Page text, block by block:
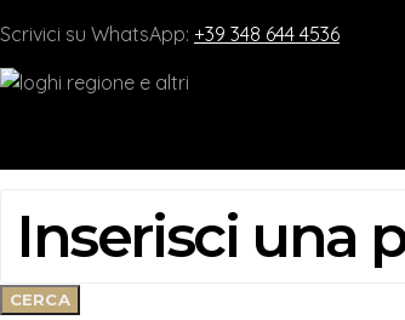
Scrivici su WhatsApp: +39 348 644 4536
CERCA